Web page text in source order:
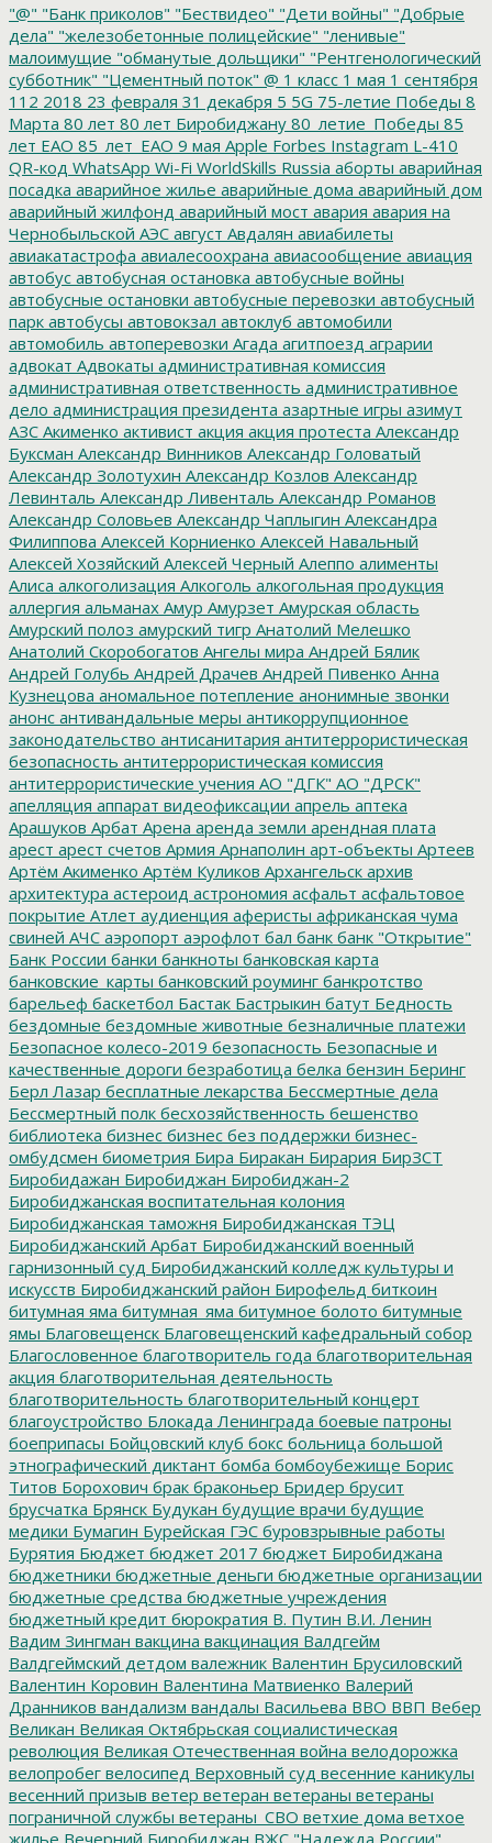
"@" "Банк приколов" "Бествидео" "Дети войны" "Добрые
дела" "железобетонные полицейские" "ленивые"
малоимущие "обманутые дольщики" "Рентгенологический
субботник" "Цементный поток" @ 1 класс 1 мая 1 сентября
112 2018 23 февраля 31 декабря 5 5G 75-летие Победы 8
Марта 80 лет 80 лет Биробиджану 80_летие_Победы 85
лет ЕАО 85_лет_ЕАО 9 мая Apple Forbes Instagram L-410
QR-код WhatsApp Wi-Fi WorldSkills Russia аборты аварийная
посадка аварийное жилье аварийные дома аварийный дом
аварийный жилфонд аварийный мост авария авария на
Чернобыльской АЭС август Авдалян авиабилеты
авиакатастрофа авиалесоохрана авиасообщение авиация
автобус автобусная остановка автобусные войны
автобусные остановки автобусные перевозки автобусный
парк автобусы автовокзал автоклуб автомобили
автомобиль автоперевозки Агада агитпоезд аграрии
адвокат Адвокаты административная комиссия
административная ответственность административное
дело администрация президента азартные игры азимут
АЗС Акименко активист акция акция протеста Александр
Буксман Александр Винников Александр Головатый
Александр Золотухин Александр Козлов Александр
Левинталь Александр Ливенталь Александр Романов
Александр Соловьев Александр Чаплыгин Александра
Филиппова Алексей Корниенко Алексей Навальный
Алексей Хозяйский Алексей Черный Алеппо алименты
Алиса алкоголизация Алкоголь алкогольная продукция
аллергия альманах Амур Амурзет Амурская область
Амурский полоз амурский тигр Анатолий Мелешко
Анатолий Скоробогатов Ангелы мира Андрей Бялик
Андрей Голубь Андрей Драчев Андрей Пивенко Анна
Кузнецова аномальное потепление анонимные звонки
анонс антивандальные меры антикоррупционное
законодательство антисанитария антитеррористическая
безопасность антитеррористическая комиссия
антитеррористические учения АО "ДГК" АО "ДРСК"
апелляция аппарат видеофиксации апрель аптека
Арашуков Арбат Арена аренда земли арендная плата
арест арест счетов Армия Арнаполин арт-объекты Артеев
Артём Акименко Артём Куликов Архангельск архив
архитектура астероид астрономия асфальт асфальтовое
покрытие Атлет аудиенция аферисты африканская чума
свиней АЧС аэропорт аэрофлот бал банк банк "Открытие"
Банк России банки банкноты банковская карта
банковские_карты банковский роуминг банкротство
барельеф баскетбол Бастак Бастрыкин батут Бедность
бездомные бездомные животные безналичные платежи
Безопасное колесо-2019 безопасность Безопасные и
качественные дороги безработица белка бензин Беринг
Берл Лазар бесплатные лекарства Бессмертные дела
Бессмертный полк бесхозяйственность бешенство
библиотека бизнес бизнес без поддержки бизнес-
омбудсмен биометрия Бира Биракан Бирария БирЗСТ
Биробидажан Биробиджан Биробиджан-2
Биробиджанская воспитательная колония
Биробиджанская таможня Биробиджанская ТЭЦ
Биробиджанский Арбат Биробиджанский военный
гарнизонный суд Биробиджанский колледж культуры и
искусств Биробиджанский район Бирофельд биткоин
битумная яма битумная_яма битумное болото битумные
ямы Благовещенск Благовещенский кафедральный собор
Благословенное благотворитель года благотворительная
акция благотворительная деятельность
благотворительность благотворительный концерт
благоустройство Блокада Ленинграда боевые патроны
боеприпасы Бойцовский клуб бокс больница большой
этнографический диктант бомба бомбоубежище Борис
Титов Борохович брак браконьер Бридер брусит
брусчатка Брянск Будукан будущие врачи будущие
медики Бумагин Бурейская ГЭС буровзрывные работы
Бурятия Бюджет бюджет 2017 бюджет Биробиджана
бюджетники бюджетные деньги бюджетные организации
бюджетные средства бюджетные учреждения
бюджетный кредит бюрократия В. Путин В.И. Ленин
Вадим Зингман вакцина вакцинация Валдгейм
Валдгеймский детдом валежник Валентин Брусиловский
Валентин Коровин Валентина Матвиенко Валерий
Дранников вандализм вандалы Васильева ВВО ВВП Вебер
Великан Великая Октябрьская социалистическая
революция Великая Отечественная война велодорожка
велопробег велосипед Верховный суд весенние каникулы
весенний призыв ветер ветеран ветераны ветераны
пограничной службы ветераны_СВО ветхие дома ветхое
жилье Вечерний Биробиджан ВЖС "Надежда России"